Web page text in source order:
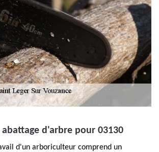
d'arbre pour 03130
d'un arboriculteur comprend un